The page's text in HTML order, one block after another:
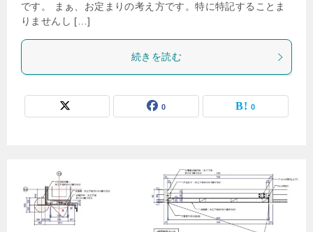
です。 まぁ、お定まりの考え方です。特に特記することま
りませんし […]
続きを読む
0 0